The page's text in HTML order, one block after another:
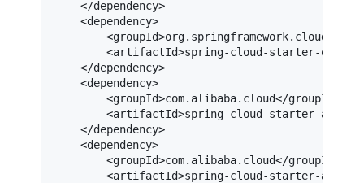
</dependency>
<dependency>
<groupId>org.springframework.cloud
<artifactId>spring-cloud-starter-
</dependency>
<dependency>
<groupId>com.alibaba.cloud</groupId
<artifactId>spring-cloud-starter-
</dependency>
<dependency>
<groupId>com.alibaba.cloud</groupId
<artifactId>spring-cloud-starter-